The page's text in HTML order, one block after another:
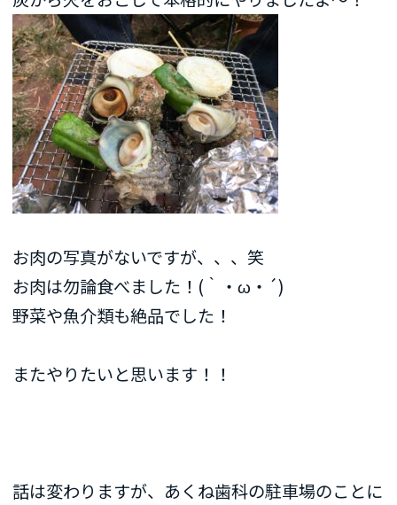
お肉の写真がないですが、、、笑
お肉は勿論食べました！(｀・ω・´)
野菜や魚介類も絶品でした！
またやりたいと思います！！
話は変わりますが、あくね歯科の駐車場のことに